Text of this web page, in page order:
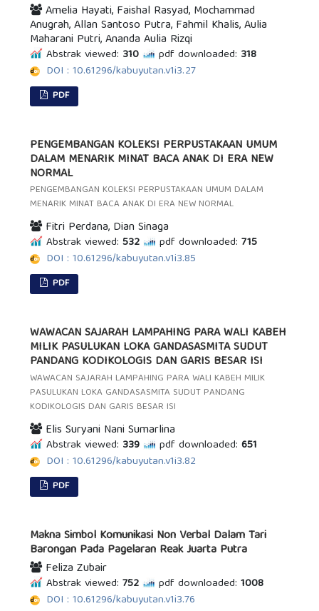
Amelia Hayati, Faishal Rasyad, Mochammad
Anugrah, Allan Santoso Putra, Fahmil Khalis, Aulia
Maharani Putri, Ananda Aulia Rizqi
Abstrak viewed: 310 pdf downloaded: 318
DOI : 10.61296/kabuyutan.v1i3.27
PDF
PENGEMBANGAN KOLEKSI PERPUSTAKAAN UMUM
DALAM MENARIK MINAT BACA ANAK DI ERA NEW
NORMAL
PENGEMBANGAN KOLEKSI PERPUSTAKAAN UMUM DALAM
MENARIK MINAT BACA ANAK DI ERA NEW NORMAL
Fitri Perdana, Dian Sinaga
Abstrak viewed: 532 pdf downloaded: 715
DOI : 10.61296/kabuyutan.v1i3.85
PDF
WAWACAN SAJARAH LAMPAHING PARA WALI KABEH
MILIK PASULUKAN LOKA GANDASASMITA SUDUT
PANDANG KODIKOLOGIS DAN GARIS BESAR ISI
WAWACAN SAJARAH LAMPAHING PARA WALI KABEH MILIK
PASULUKAN LOKA GANDASASMITA SUDUT PANDANG
KODIKOLOGIS DAN GARIS BESAR ISI
Elis Suryani Nani Sumarlina
Abstrak viewed: 339 pdf downloaded: 651
DOI : 10.61296/kabuyutan.v1i3.82
PDF
Makna Simbol Komunikasi Non Verbal Dalam Tari
Barongan Pada Pagelaran Reak Juarta Putra
Feliza Zubair
Abstrak viewed: 752 pdf downloaded: 1008
DOI : 10.61296/kabuyutan.v1i3.76